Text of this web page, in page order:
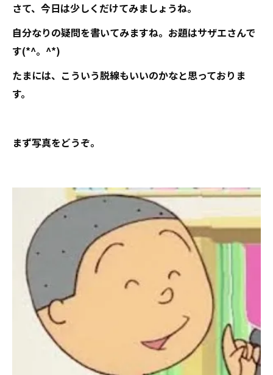
さて、今日は少しくだけてみましょうね。
自分なりの疑問を書いてみますね。お題はサザエさんで
す(*^。^*)
たまには、こういう脱線もいいのかなと思っておりま
す。
まず写真をどうぞ。